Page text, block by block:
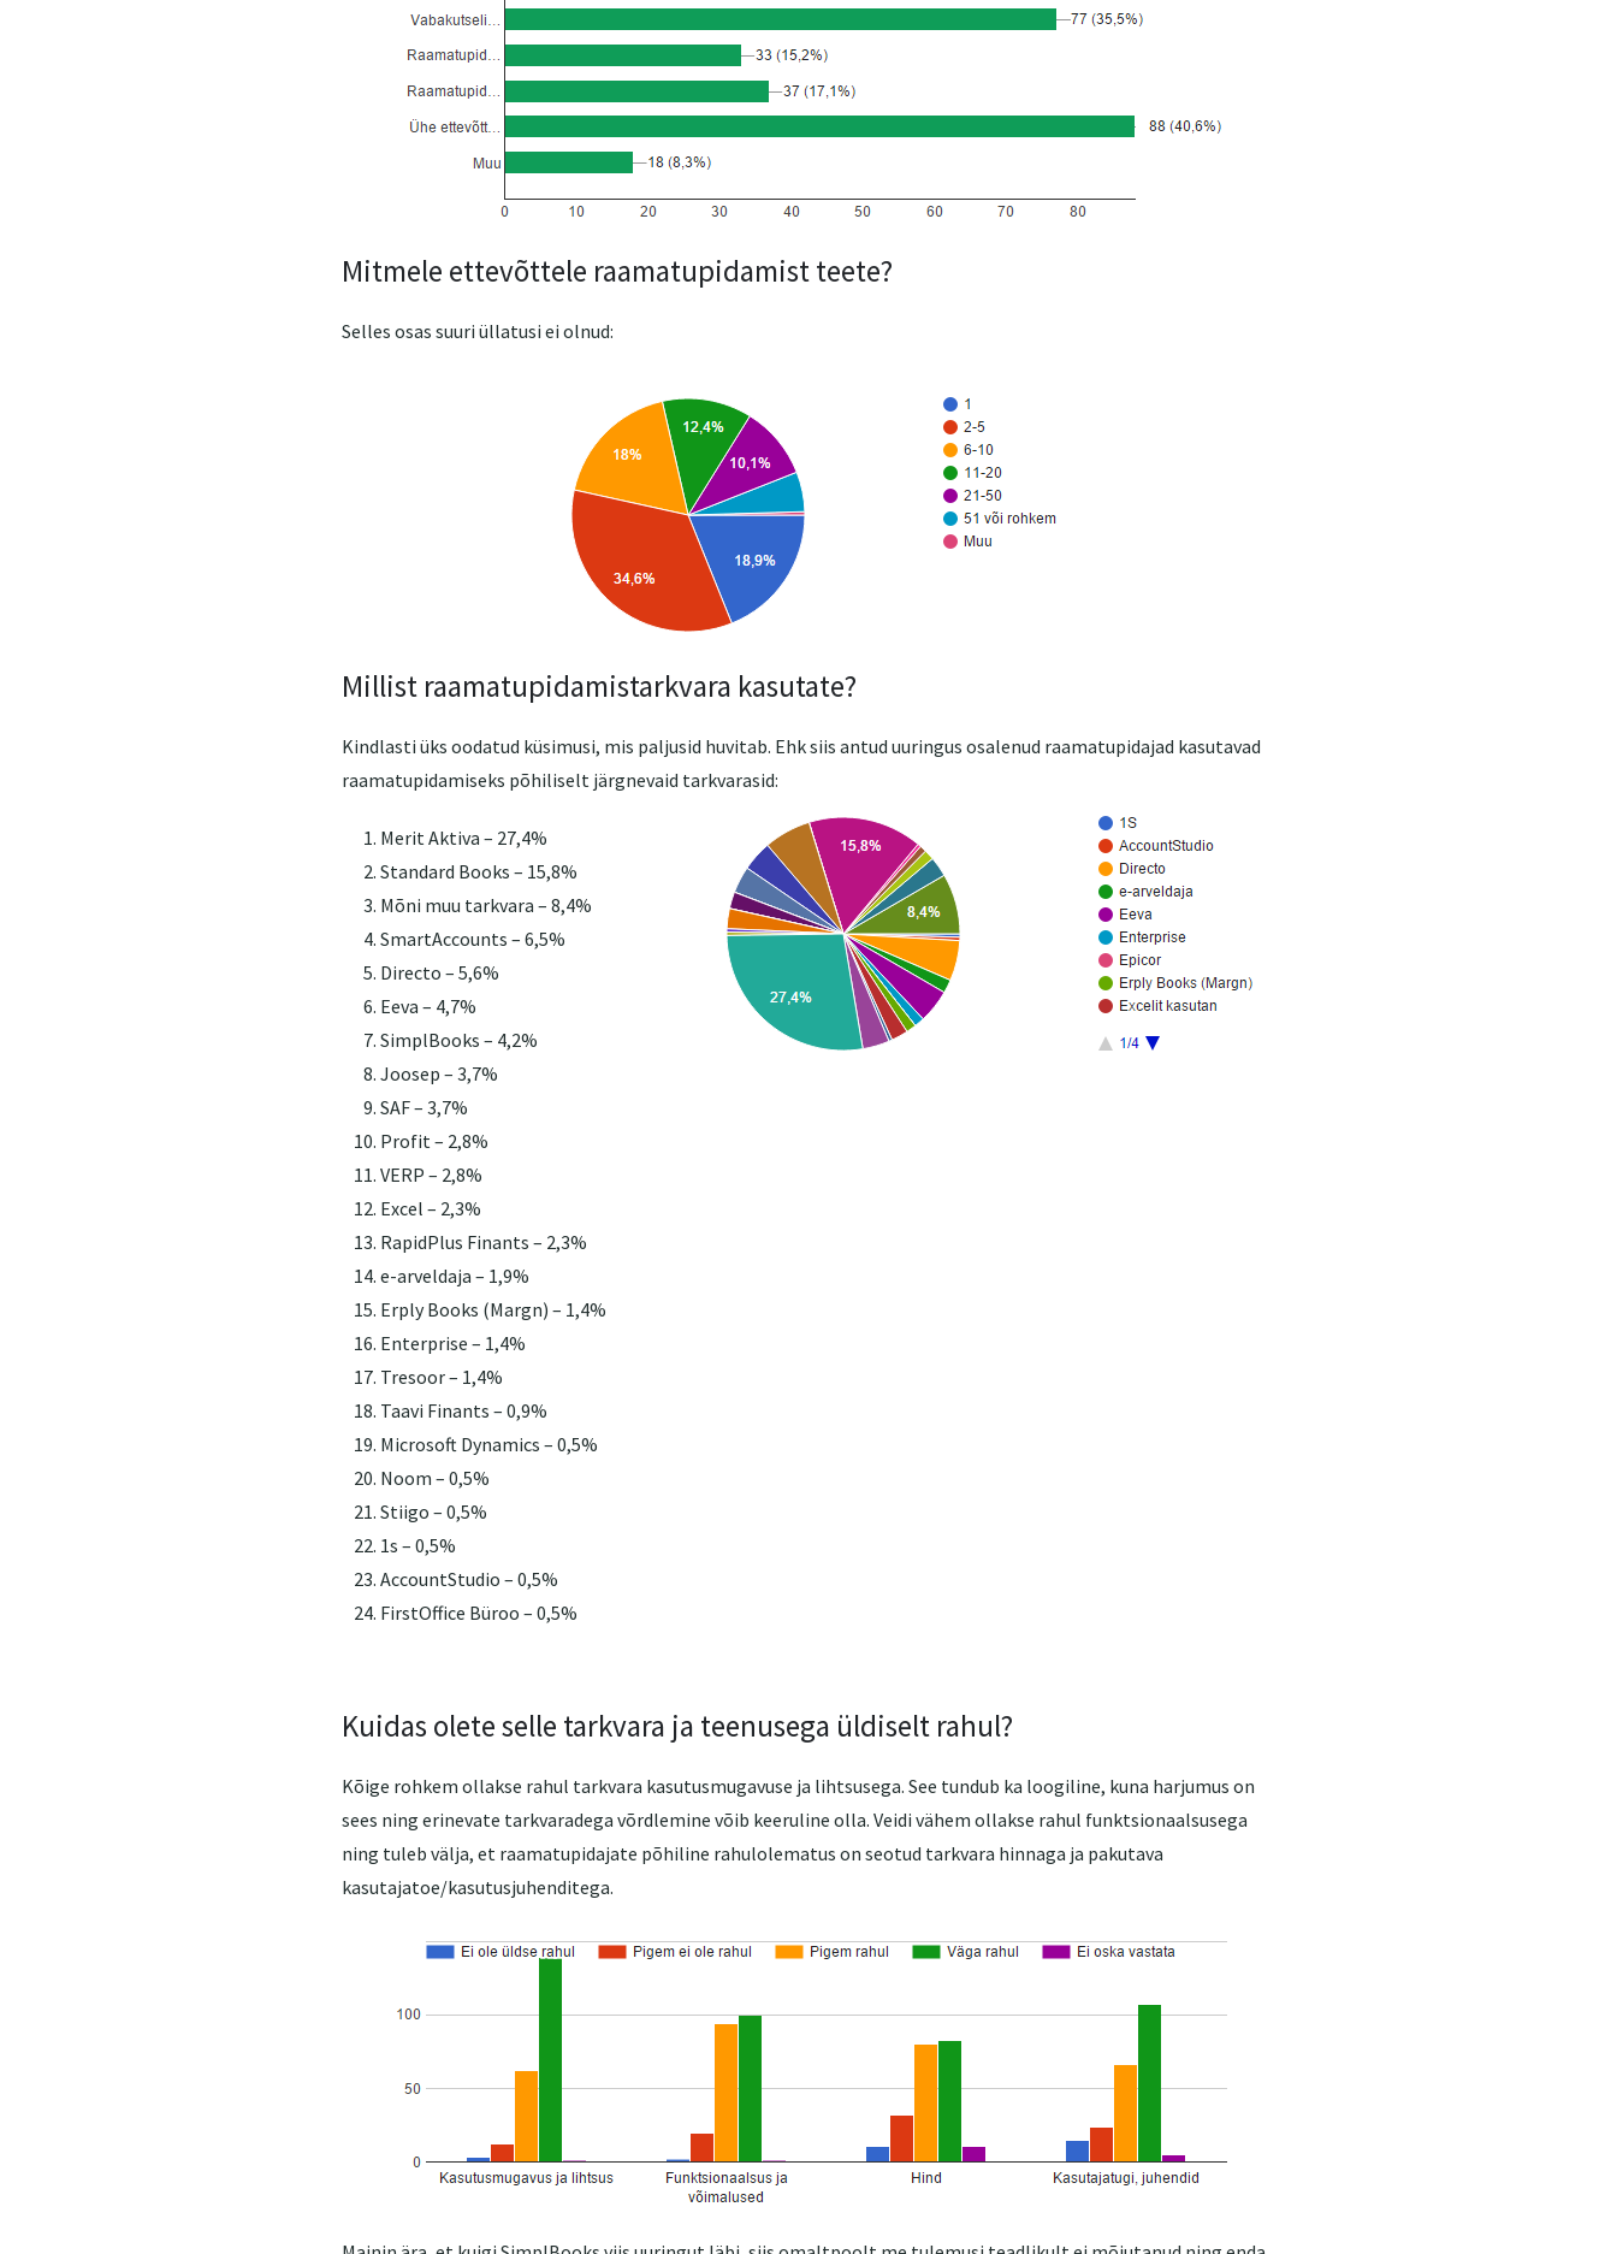
Mitmele ettevõttele raamatupidamist teete?
Selles osas suuri üllatusi ei olnud:
Millist raamatupidamistarkvara kasutate?
Kindlasti üks oodatud küsimusi, mis paljusid huvitab. Ehk siis antud uuringus osalenud raamatupidajad kasutavad
raamatupidamiseks põhiliselt järgnevaid tarkvarasid:
Merit Aktiva – 27,4%
Standard Books – 15,8%
Mõni muu tarkvara – 8,4%
SmartAccounts – 6,5%
Directo – 5,6%
Eeva – 4,7%
SimplBooks – 4,2%
Joosep – 3,7%
SAF – 3,7%
Profit – 2,8%
VERP – 2,8%
Excel – 2,3%
RapidPlus Finants – 2,3%
e-arveldaja – 1,9%
Erply Books (Margn) – 1,4%
Enterprise – 1,4%
Tresoor – 1,4%
Taavi Finants – 0,9%
Microsoft Dynamics – 0,5%
Noom – 0,5%
Stiigo – 0,5%
1s – 0,5%
AccountStudio – 0,5%
FirstOffice Büroo – 0,5%
Kuidas olete selle tarkvara ja teenusega üldiselt rahul?
Kõige rohkem ollakse rahul tarkvara kasutusmugavuse ja lihtsusega. See tundub ka loogiline, kuna harjumus on
sees ning erinevate tarkvaradega võrdlemine võib keeruline olla. Veidi vähem ollakse rahul funktsionaalsusega
ning tuleb välja, et raamatupidajate põhiline rahulolematus on seotud tarkvara hinnaga ja pakutava
kasutajatoe/kasutusjuhenditega.